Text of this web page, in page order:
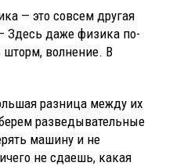
— это совсем другая
Здесь даже физика по-
шторм, волнение. В
разница между их
разведывательные
машину и не
не сдаешь, какая